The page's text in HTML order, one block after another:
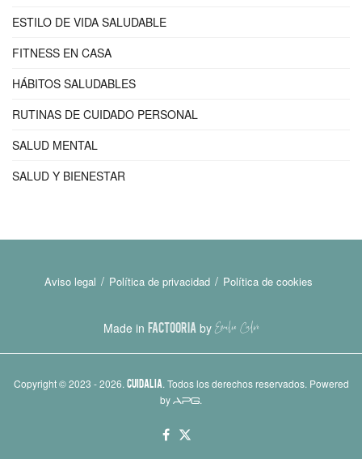
ESTILO DE VIDA SALUDABLE
FITNESS EN CASA
HÁBITOS SALUDABLES
RUTINAS DE CUIDADO PERSONAL
SALUD MENTAL
SALUD Y BIENESTAR
Aviso legal Política de privacidad Política de cookies
Made in FACTOORIA by
Copyright © 2023 - 2026. CUIDALIA. Todos los derechos reservados. Powered
by APG.